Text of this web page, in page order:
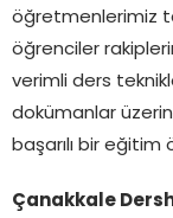
öğretmenlerimiz
öğrenciler
verimli ders
dokümanlar
başarılı bir
Çanakkale